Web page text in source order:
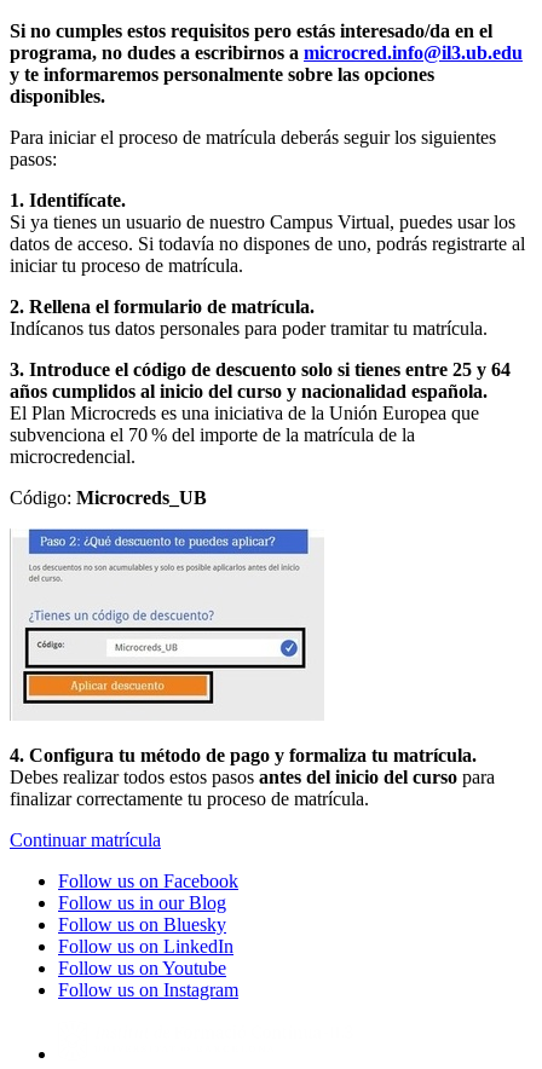
Si no cumples estos requisitos pero estás interesado/da en el
programa, no dudes a escribirnos a microcred.info@il3.ub.edu
y te informaremos personalmente sobre las opciones
disponibles.
Para iniciar el proceso de matrícula deberás seguir los siguientes
pasos:
1. Identifícate.
Si ya tienes un usuario de nuestro Campus Virtual, puedes usar los
datos de acceso. Si todavía no dispones de uno, podrás registrarte al
iniciar tu proceso de matrícula.
2. Rellena el formulario de matrícula.
Indícanos tus datos personales para poder tramitar tu matrícula.
3. Introduce el código de descuento solo si tienes entre 25 y 64
años cumplidos al inicio del curso y nacionalidad española.
El Plan Microcreds es una iniciativa de la Unión Europea que
subvenciona el 70 % del importe de la matrícula de la
microcredencial.
Código: Microcreds_UB
4. Configura tu método de pago y formaliza tu matrícula.
Debes realizar todos estos pasos antes del inicio del curso para
finalizar correctamente tu proceso de matrícula.
Continuar matrícula
Follow us on Facebook
Follow us in our Blog
Follow us on Bluesky
Follow us on LinkedIn
Follow us on Youtube
Follow us on Instagram